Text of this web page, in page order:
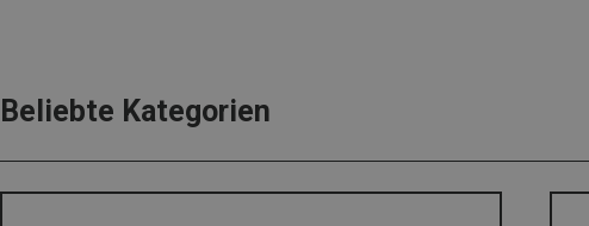
Beliebte Kategorien